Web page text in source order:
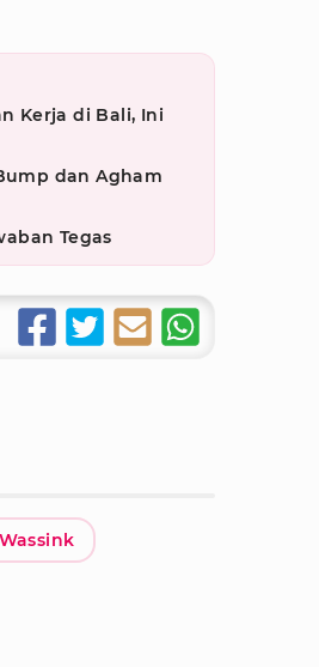
Kerja di Bali, Ini
dan Agham
Tegas